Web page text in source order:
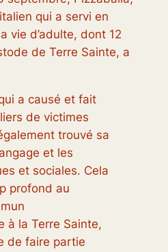
qui a servi en
vie d’adulte, dont 12
de Terre Sainte, a
a causé et fait
de victimes
trouvé sa
et les
et sociales. Cela
profond au
à la Terre Sainte,
de faire partie